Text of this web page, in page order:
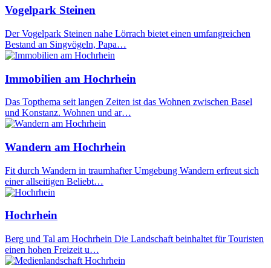
Vogelpark Steinen
Der Vogelpark Steinen nahe Lörrach bietet einen umfangreichen
Bestand an Singvögeln, Papa…
Immobilien am Hochrhein
Das Topthema seit langen Zeiten ist das Wohnen zwischen Basel
und Konstanz. Wohnen und ar…
Wandern am Hochrhein
Fit durch Wandern in traumhafter Umgebung Wandern erfreut sich
einer allseitigen Beliebt…
Hochrhein
Berg und Tal am Hochrhein Die Landschaft beinhaltet für Touristen
einen hohen Freizeit u…